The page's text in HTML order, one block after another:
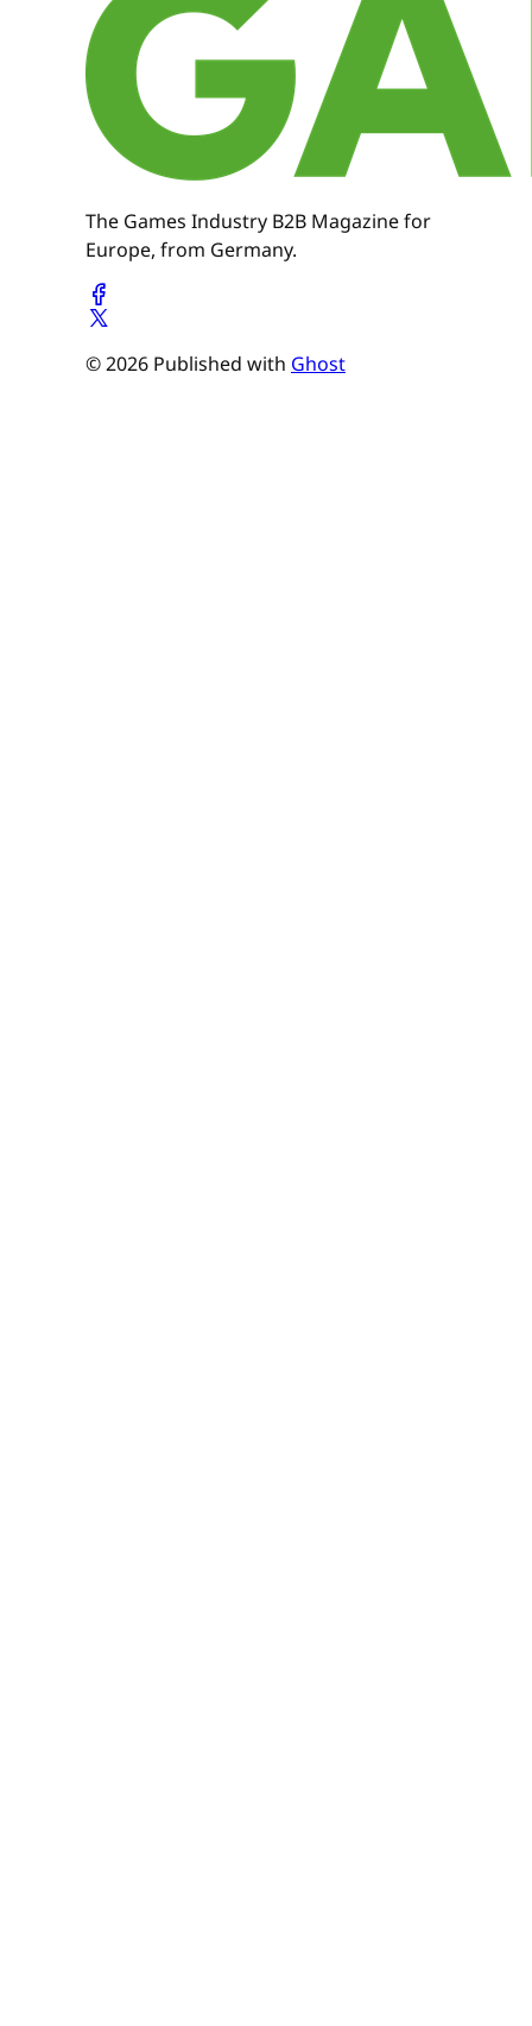
The Games Industry B2B Magazine for
Europe, from Germany.
© 2026 Published with Ghost